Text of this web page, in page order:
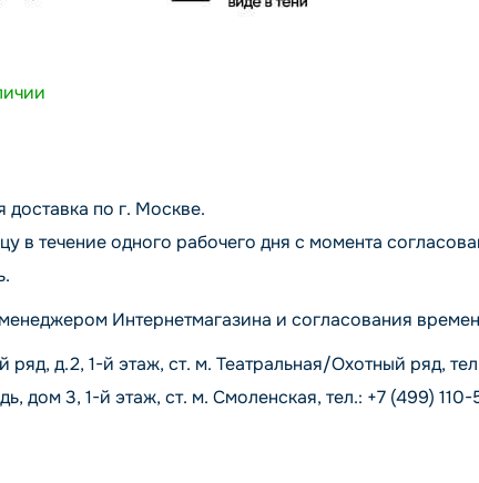
доставка по г. Москве.
в течение одного рабочего дня с момента
Интернетмагазина и согласования
д.2, 1-й этаж, ст. м. Театральная/Охотный ряд,
дом 3, 1-й этаж, ст. м. Смоленская, тел.: +7 (499) 110-